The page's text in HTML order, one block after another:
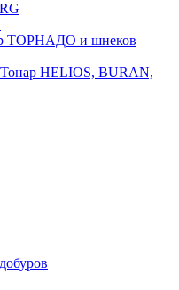
ТОРНАДО и шнеков
HELIOS, BURAN,